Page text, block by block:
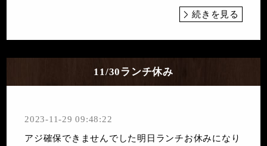
続きを見る
11/30ランチ休み
2023-11-29 09:48:22
アジ確保できませんでした明日ランチお休みになり